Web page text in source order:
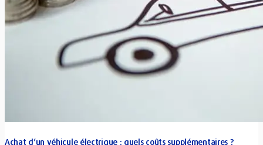
Achat d’un véhicule électrique : quels coûts supplémentaires ?